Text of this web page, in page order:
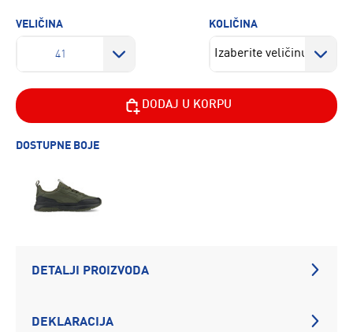
VELIČINA
41
KOLIČINA
DODAJ U KORPU
DOSTUPNE BOJE
DETALJI PROIZVODA
DEKLARACIJA